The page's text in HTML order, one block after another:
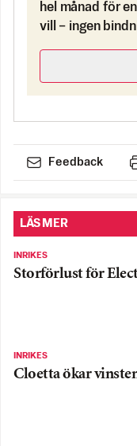
hel månad för
vill – ingen
Feedback
LÄS MER
INRIKES
Storförlust för
INRIKES
Cloetta ökar